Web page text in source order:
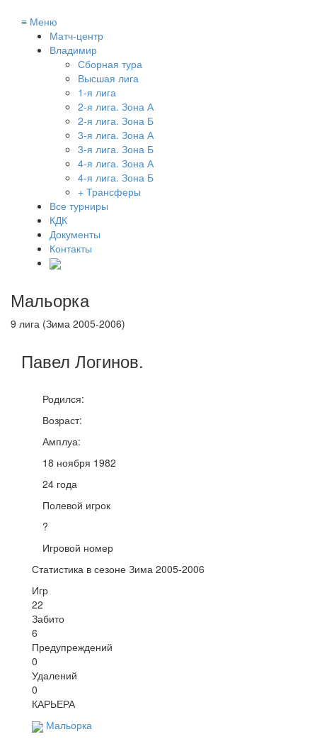
≡ Меню
Матч-центр
Владимир
Сборная тура
Высшая лига
1-я лига
2-я лига. Зона А
2-я лига. Зона Б
3-я лига. Зона А
3-я лига. Зона Б
4-я лига. Зона А
4-я лига. Зона Б
+ Трансферы
Все турниры
КДК
Документы
Контакты
Мальорка
9 лига (Зима 2005-2006)
Павел Логинов.
Родился:
Возраст:
Амплуа:
18 ноября 1982
24 года
Полевой игрок
?
Игровой номер
Статистика в сезоне Зима 2005-2006
Игр
22
Забито
6
Предупреждений
0
Удалений
0
КАРЬЕРА
Мальорка